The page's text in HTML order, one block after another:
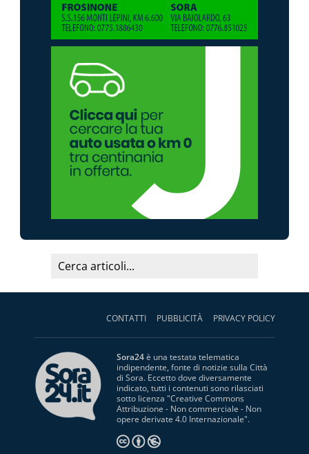
CONTATTI PUBBLICITÀ PRIVACY POLICY
Sora24è una testata telematica
indipendente, fonte di notizie sulla Città
di Sora. Eccetto dove diversamente
indicato, tutti i contenuti sono rilasciati
sotto licenza "Creative Commons
Attribuzione - Non commerciale - Non
opere derivate 4.0 Internazionale".